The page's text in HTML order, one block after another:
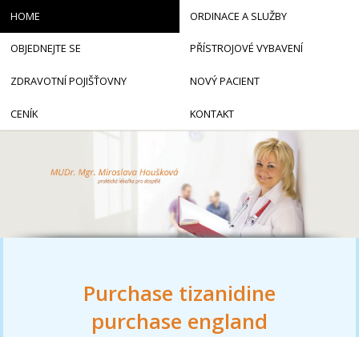
Purchase tizanidine
purchase england
HOME ORDINACE A SLUŽBY
OBJEDNEJTE SE PŘÍSTROJOVÉ VYBAVENÍ
ZDRAVOTNÍ POJIŠŤOVNY NOVÝ PACIENT
CENÍK KONTAKT